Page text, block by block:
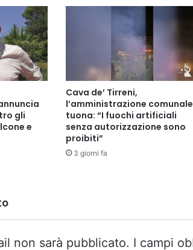
gli
e
Cava de’ Tirreni,
l’amministrazione comunale
tuona: “I fuochi artificiali
senza autorizzazione sono
proibiti”
3 giorni fa
non sarà pubblicato. I campi